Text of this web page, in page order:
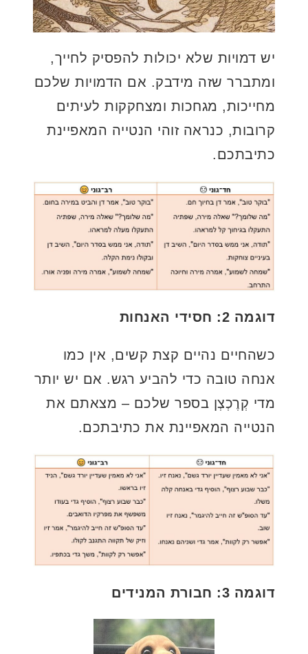
יש דמויות שלא יכולות להפסיק לחייך,
ומתברר שזה מידבק. אם הדמויות שלכם
מחייכות, מגחכות ומצחקקות לעיתים
קרובות, כנראה זוהי הנטייה המאפיינת
כתיבתכם.
דוגמה 2: חסידי האנחות
כשהחיים נהיים קצת קשים, אין כמו
אנחה טובה כדי להביע רגש. אם יש יותר
מדי קְרֶכְצְן בספר שלכם – מצאתם את
הנטייה המאפיינת את כתיבתכם.
דוגמה 3: חבורת המנידים